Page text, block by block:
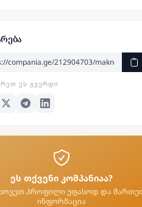
ᲔᲡ ᲒᲕᲔᲠᲓᲘ
ეს თქვენი კომპანიაა?
პროფილი უფასოდ და
ინფორმაცია